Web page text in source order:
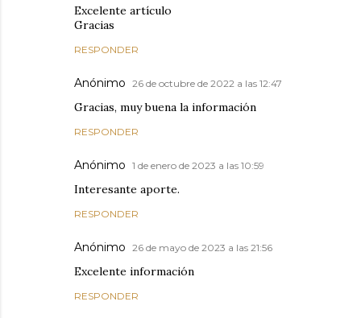
Excelente artículo
Gracias
RESPONDER
Anónimo 26 de octubre de 2022 a las 12:47
Gracias, muy buena la información
RESPONDER
Anónimo 1 de enero de 2023 a las 10:59
Interesante aporte.
RESPONDER
Anónimo 26 de mayo de 2023 a las 21:56
Excelente información
RESPONDER